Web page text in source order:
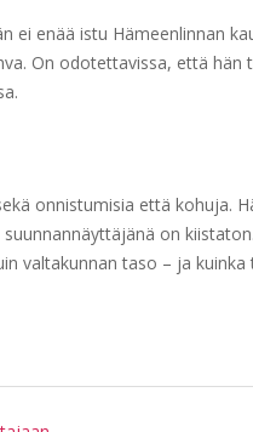
ei enää istu Hämeenlinnan
On odotettavissa, että hän
onnistumisia että kohuja.
on
valtakunnan taso – ja